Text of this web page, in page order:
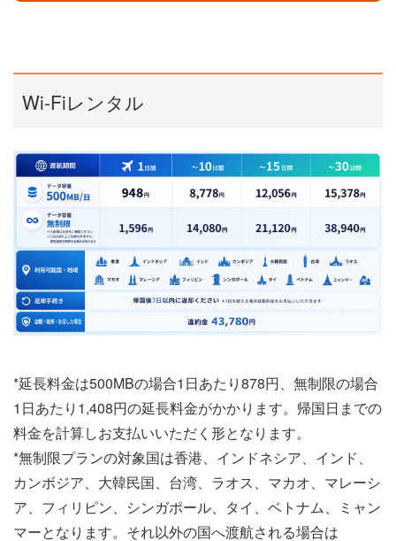
Wi-Fiレンタル
*延長料金は500MBの場合1日あたり878円、無制限の場合
1日あたり1,408円の延長料金がかかります。帰国日までの
料金を計算しお支払いいただく形となります。
*無制限プランの対象国は香港、インドネシア、インド、
カンボジア、大韓民国、台湾、ラオス、マカオ、マレーシ
ア、フィリピン、シンガポール、タイ、ベトナム、ミャン
マーとなります。それ以外の国へ渡航される場合は